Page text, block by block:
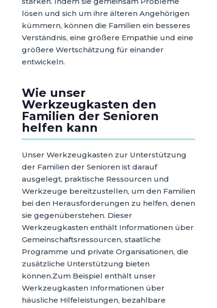
lösen und sich um ihre älteren Angehörigen
kümmern, können die Familien ein besseres
Verständnis, eine größere Empathie und eine
größere Wertschätzung für einander
entwickeln.
Wie unser
Werkzeugkasten den
Familien der Senioren
helfen kann
Unser Werkzeugkasten zur Unterstützung
der Familien der Senioren ist darauf
ausgelegt, praktische Ressourcen und
Werkzeuge bereitzustellen, um den Familien
bei den Herausforderungen zu helfen, denen
sie gegenüberstehen. Dieser
Werkzeugkasten enthält Informationen über
Gemeinschaftsressourcen, staatliche
Programme und private Organisationen, die
zusätzliche Unterstützung bieten
können.Zum Beispiel enthält unser
Werkzeugkasten Informationen über
häusliche Hilfeleistungen, bezahlbare